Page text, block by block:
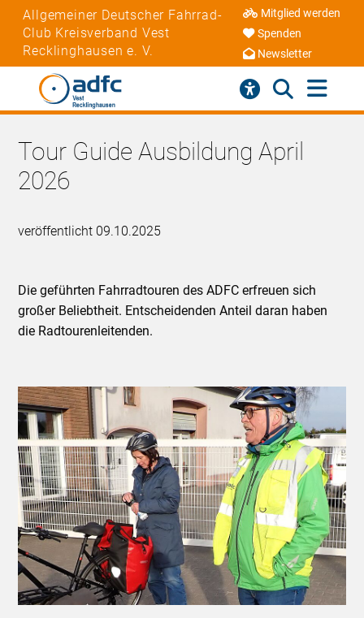
Allgemeiner Deutscher Fahrrad-
Club Kreisverband Vest
Recklinghausen e. V.
Mitglied werden
Spenden
Newsletter
Tour Guide Ausbildung April
2026
veröffentlicht 09.10.2025
Die geführten Fahrradtouren des ADFC erfreuen sich
großer Beliebtheit. Entscheidenden Anteil daran haben
die Radtourenleitenden.